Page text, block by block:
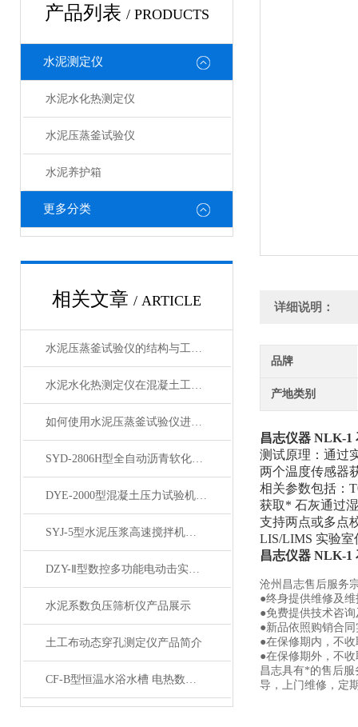
产品列表 / PRODUCTS
水泥测定仪
水泥水化热测定仪
水泥压蒸釜试验仪
水泥养护箱
更多分类
相关文章 / ARTICLE
水泥压蒸釜试验仪的结构与工作原理解析
水泥水化热测定仪在混凝土工程中的应用
如何使用水泥压蒸釜试验仪进行水泥蒸养试验？
SYD-2806H型全自动沥青软化点仪 产品展示
DYE-2000型混凝土压力试验机200吨产品展示
SYJ-5型水泥压浆高速搅拌机产品展示
DZY-Ⅱ型数控多功能电动击实仪产品展示
水泥系数负压筛析仪产品展示
土工布动态穿孔测定仪产品简介
CF-B型恒温水浴水槽 电热数显实验室水浴锅加热产品展示
详细说明：
品牌
产地类别
昌志仪器 NLK-1
测试原理：通过
两个温度传感器
相关参数包括：
获取* 石灰通过
支持两点或多点
LIS/LIMS 实验室
昌志仪器 NLK-1
沧州昌志售后服务
●终身提供维修及
●免费提供技术咨
●新品依照购销合
●在保修期内，不
●在保修期外，不
昌志具有*的售后
导，上门维修，定